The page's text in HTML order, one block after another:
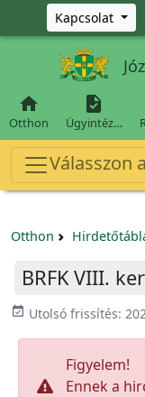
Ugrás a fő tartalomra
Kapcsolat

Otthon

Ügyintéz…
Válasszon
Otthon
BRFK VIII.
event_available Utolsó frissítés:
Figyelem!
Ennek a